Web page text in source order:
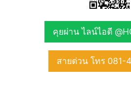
คุยผ่าน ไลน์ไอดี
สายด่วน โทร 081-